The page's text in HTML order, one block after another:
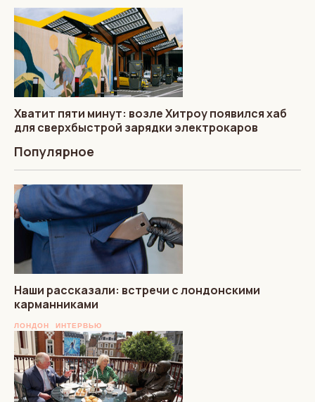
Хватит пяти минут: возле Хитроу появился хаб
для сверхбыстрой зарядки электрокаров
Популярное
Наши рассказали: встречи с лондонскими
карманниками
ЛОНДОН ИНТЕРВЬЮ